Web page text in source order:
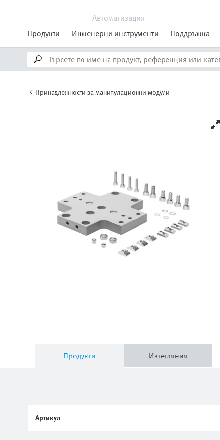
Автоматизация
Продукти
Инженерни инструменти Поддръжка
Принадлежности за манипулационни модули
Продукти Изтегляния
Артикул